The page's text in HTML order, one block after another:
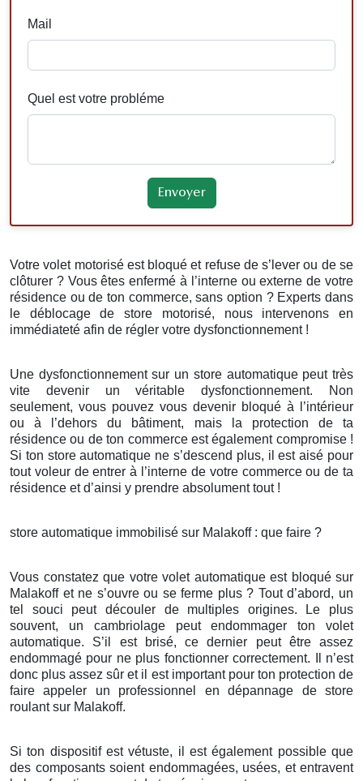
Mail
Quel est votre probléme
Votre volet motorisé est bloqué et refuse de s’lever ou de se
clôturer ? Vous êtes enfermé à l’interne ou externe de votre
résidence ou de ton commerce, sans option ? Experts dans
le déblocage de store motorisé, nous intervenons en
immédiateté afin de régler votre dysfonctionnement !
Une dysfonctionnement sur un store automatique peut très
vite devenir un véritable dysfonctionnement. Non
seulement, vous pouvez vous devenir bloqué à l’intérieur
ou à l’dehors du bâtiment, mais la protection de ta
résidence ou de ton commerce est également compromise !
Si ton store automatique ne s’descend plus, il est aisé pour
tout voleur de entrer à l’interne de votre commerce ou de ta
résidence et d’ainsi y prendre absolument tout !
store automatique immobilisé sur Malakoff : que faire ?
Vous constatez que votre volet automatique est bloqué sur
Malakoff et ne s’ouvre ou se ferme plus ? Tout d’abord, un
tel souci peut découler de multiples origines. Le plus
souvent, un cambriolage peut endommager ton volet
automatique. S’il est brisé, ce dernier peut être assez
endommagé pour ne plus fonctionner correctement. Il n’est
donc plus assez sûr et il est important pour ton protection de
faire appeler un professionnel en dépannage de store
roulant sur Malakoff.
Si ton dispositif est vétuste, il est également possible que
des composants soient endommagées, usées, et entravent